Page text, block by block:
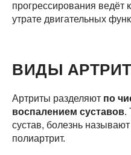
прогрессирования
утрате двигательных
ВИДЫ
Артриты разделяют по
воспалением суставов.
сустав, болезнь
полиартрит.